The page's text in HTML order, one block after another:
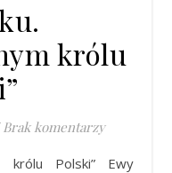
królu
Brak komentarzy